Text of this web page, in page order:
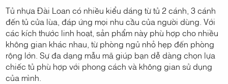
Tủ nhựa Đài Loan có nhiều kiểu dáng từ tủ 2 cánh, 3 cánh
đến tủ cửa lùa, đáp ứng mọi nhu cầu của người dùng. Với
các kích thước linh hoạt, sản phẩm này phù hợp cho nhiều
không gian khác nhau, từ phòng ngủ nhỏ hẹp đến phòng
rộng lớn. Sự đa dạng mẫu mã giúp bạn dễ dàng chọn lựa
chiếc tủ phù hợp với phong cách và không gian sử dụng
của mình.